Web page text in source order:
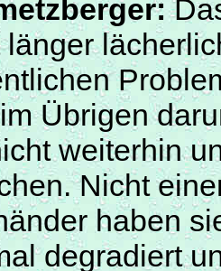
: D
Übrigen
weiterhin
Nicht
haben
degradiert